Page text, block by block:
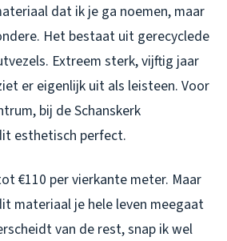
dat ik je ga noemen, maar
Het bestaat uit gerecyclede
Extreem sterk, vijftig jaar
er eigenlijk uit als leisteen. Voor
bij de Schanskerk
esthetisch perfect.
€110 per vierkante meter. Maar
materiaal je hele leven meegaat
van de rest, snap ik wel